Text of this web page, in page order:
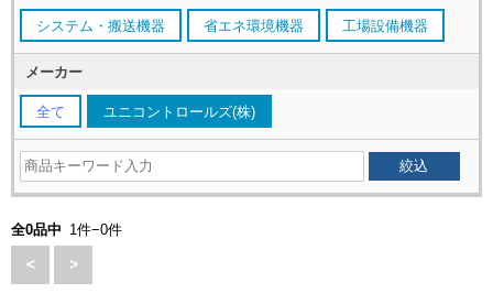
システム・搬送機器 省エネ環境機器 工場設備機器
メーカー
全て ユニコントロールズ(株)
全0品中 1件−0件
< >